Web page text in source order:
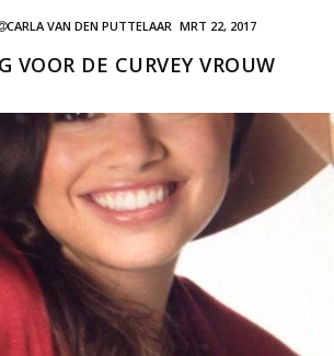
CARLA VAN DEN PUTTELAAR MRT 22, 2017
VOOR DE CURVEY VROUW